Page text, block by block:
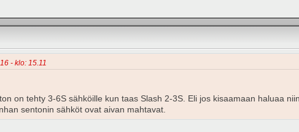
- klo: 15.11
on tehty 3-6S sähköille kun taas Slash 2-3S. Eli jos kisaamaan haluaa
sentonin sähköt ovat aivan mahtavat.